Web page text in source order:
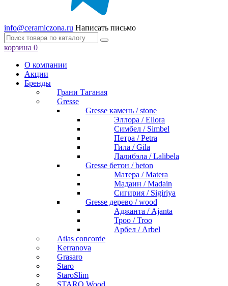
info@ceramiczona.ru Написать письмо
корзина 0
О компании
Акции
Бренды
Грани Таганая
Gresse
Gresse камень / stone
Эллора / Ellora
Симбел / Simbel
Петра / Petra
Гила / Gila
Лалибэла / Lalibela
Gresse бетон / beton
Матера / Matera
Мадаин / Madain
Сигирия / Sigiriya
Gresse дерево / wood
Аджанта / Ajanta
Троо / Troo
Арбел / Arbel
Atlas concorde
Kerranova
Grasaro
Staro
StaroSlim
STARO Wood